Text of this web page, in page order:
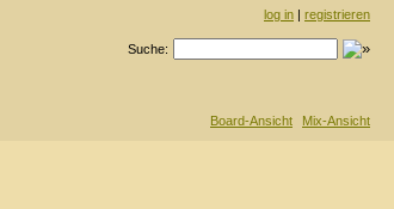
log in | registrieren
Suche:
Board-Ansicht Mix-Ansicht